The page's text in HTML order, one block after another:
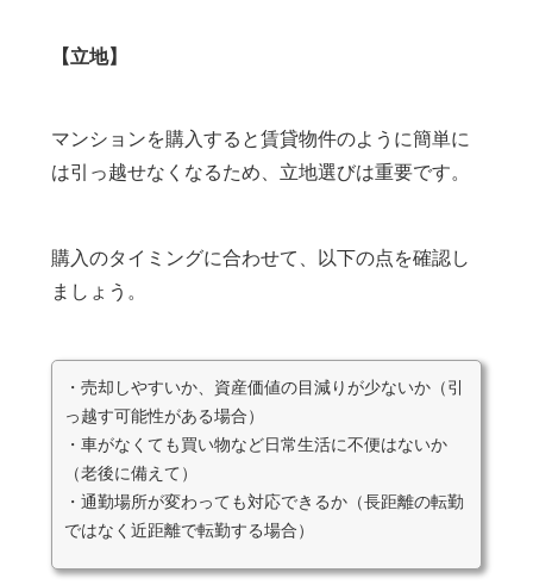
【立地】
マンションを購入すると賃貸物件のように簡単に
は引っ越せなくなるため、立地選びは重要です。
購入のタイミングに合わせて、以下の点を確認し
ましょう。
・売却しやすいか、資産価値の目減りが少ないか（引
っ越す可能性がある場合）
・車がなくても買い物など日常生活に不便はないか
（老後に備えて）
・通勤場所が変わっても対応できるか（長距離の転勤
ではなく近距離で転勤する場合）